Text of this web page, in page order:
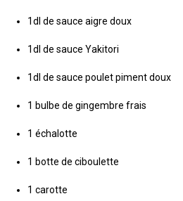
1dl de sauce aigre doux
1dl de sauce Yakitori
1dl de sauce poulet piment doux
1 bulbe de gingembre frais
1 échalotte
1 botte de ciboulette
1 carotte